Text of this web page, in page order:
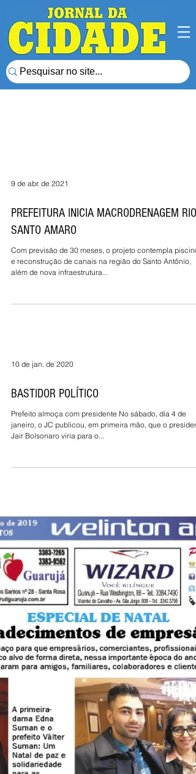
9 de abr. de 2021
PREFEITURA INICIA MACRODRENAGEM RIO
SANTO AMARO
Com previsão de 30 meses, o projeto contempla
e reconstrução de canais na região do Santo Antônio,
além de nova infraestrutura...
10 de jan. de 2020
BASTIDOR POLÍTICO
Prefeito almoça com presidente No sábado, dia 4 de
janeiro, o JC publicou, em primeira mão, que o
Jair Bolsonaro viria para o...